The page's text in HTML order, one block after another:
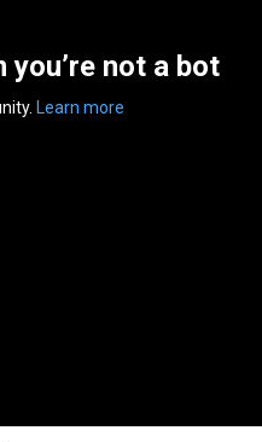
not a bot
Learn more